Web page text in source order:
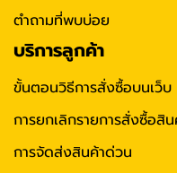
ตำถามที่พบบ่อย
บริการลูกค้า
ขั้นตอนวิธีการสั่งซื้อบนเว็บ
การยกเลิกรายการสั่งซื้อสิน
การจัดส่งสินค้าด่วน